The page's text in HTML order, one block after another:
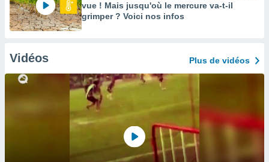
vue ! Mais jusqu'où le mercure va-t-il
grimper ? Voici nos infos
Vidéos Plus de vidéos